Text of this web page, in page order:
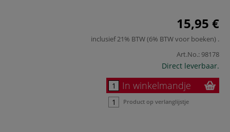
15,95 €
inclusief 21% BTW (6% BTW voor boeken) .
Art.No.: 98178
Direct leverbaar.
In winkelmandje
Product op verlanglijstje